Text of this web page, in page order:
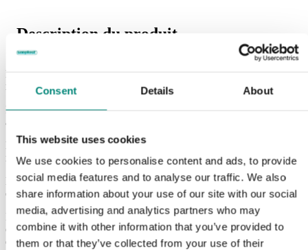
Consent Details About
This website uses cookies
We use cookies to personalise content and ads, to provide
social media features and to analyse our traffic. We also
share information about your use of our site with our social
media, advertising and analytics partners who may
combine it with other information that you’ve provided to
them or that they’ve collected from your use of their
Description du produit
Le conteneur en PE à triple paroi Sæplast 660 est un conteneur
multifonctionnel et facile à manipuler.
Il est particulièrement adapté à la manipulation du poisson frais, tant
à bord que pendant la transformation.
Le conteneur en plastique Sæplast 660 est à triple paroi avec un
noyau en PE, ce qui le rend extrêmement solide et durable.
Le conteneur de stockage en PE à triple paroi Sæplast 660 est
empilable avec les modèles Sæplast 340 et 460.
Il est également équipé de poignées de levage solides et fiables, et
offre un accès facile sur deux côtés pour les transpalettes et sur les
quatre côtés pour les chariots élévateurs.